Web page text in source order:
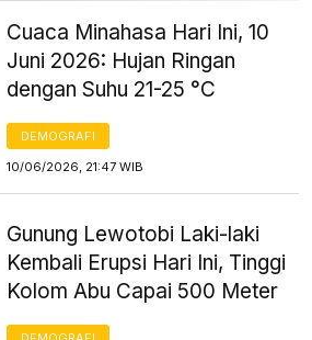
Cuaca Minahasa Hari Ini, 10
Juni 2026: Hujan Ringan
dengan Suhu 21-25 °C
DEMOGRAFI
10/06/2026, 21:47 WIB
Gunung Lewotobi Laki-laki
Kembali Erupsi Hari Ini, Tinggi
Kolom Abu Capai 500 Meter